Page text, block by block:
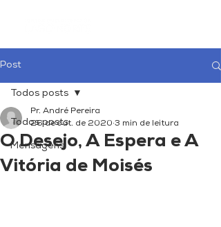
Post
Todos posts
Mensagens
Todos posts
O Desejo, A Espera e A
Vitória de Moisés
Pr. André Pereira
26 de out. de 2020 3 min de leitura